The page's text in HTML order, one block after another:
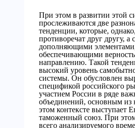
При этом в развитии этой
прослеживаются две
тенденции, которые,
противоречат друг другу, а
дополняющими
обеспечивающими
направлению. Такой
высокий уровень
системы. Он обусловлен
спецификой российского
участием России в ряде
объединений, основным из
этом контексте выступает
таможенный союз. При
всего анализируемого